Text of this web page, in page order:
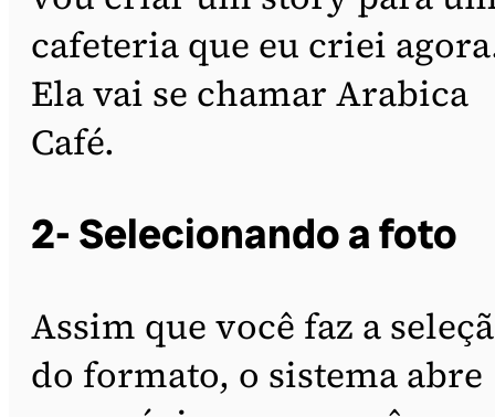
cafeteria que eu criei
Ela vai se chamar Arabica
Café.
2- Selecionando a foto
Assim que você faz a
do formato, o sistema abre